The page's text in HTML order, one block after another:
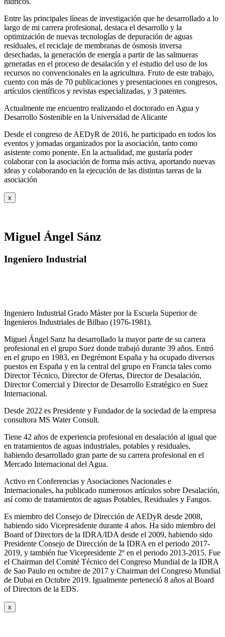
Entre las principales líneas de investigación que he desarrollado a lo
largo de mi carrera profesional, destaca el desarrollo y la
optimización de nuevas tecnologías de depuración de aguas
residuales, el reciclaje de membranas de ósmosis inversa
desechadas, la generación de energía a partir de las salmueras
generadas en el proceso de desalación y el estudio del uso de los
recursos no convencionales en la agricultura. Fruto de este trabajo,
cuento con más de 70 publicaciones y presentaciones en congresos,
artículos científicos y revistas especializadas, y 3 patentes.
Actualmente me encuentro realizando el doctorado en Agua y
Desarrollo Sostenible en la Universidad de Alicante
Desde el congreso de AEDyR de 2016, he participado en todos los
eventos y jornadas organizados por la asociación, tanto como
asistente como ponente. En la actualidad, me gustaría poder
colaborar con la asociación de forma más activa, aportando nuevas
ideas y colaborando en la ejecución de las distintas tareas de la
asociación
x
Miguel Ángel Sánz
Ingeniero Industrial
Ingeniero Industrial Grado Máster por la Escuela Superior de
Ingenieros Industriales de Bilbao (1976-1981).
Miguel Ángel Sanz ha desarrollado la mayor parte de su carrera
profesional en el grupo Suez donde trabajó durante 39 años. Entró
en el grupo en 1983, en Degrémont España y ha ocupado diversos
puestos en España y en la central del grupo en Francia tales como
Director Técnico, Director de Ofertas, Director de Desalación,
Director Comercial y Director de Desarrollo Estratégico en Suez
Internacional.
Desde 2022 es Presidente y Fundador de la sociedad de la empresa
consultora MS Water Consult.
Tiene 42 años de experiencia profesional en desalación al igual que
en tratamientos de aguas industriales, potables y residuales,
habiendo desarrollado gran parte de su carrera profesional en el
Mercado Internacional del Agua.
Activo en Conferencias y Asociaciones Nacionales e
Internacionales, ha publicado numerosos artículos sobre Desalación,
así como de tratamientos de aguas Potables, Residuales y Fangos.
Es miembro del Consejo de Dirección de AEDyR desde 2008,
habiendo sido Vicepresidente durante 4 años. Ha sido miembro del
Board of Directors de la IDRA/IDA desde el 2009, habiendo sido
Presidente Consejo de Dirección de la IDRA en el periodo 2017-
2019, y también fue Vicepresidente 2º en el periodo 2013-2015. Fue
el Chairman del Comité Técnico del Congreso Mundial de la IDRA
de Sao Paulo en octubre de 2017 y Chairman del Congreso Mundial
de Dubai en Octubre 2019. Igualmente perteneció 8 años al Board
of Directors de la EDS.
x